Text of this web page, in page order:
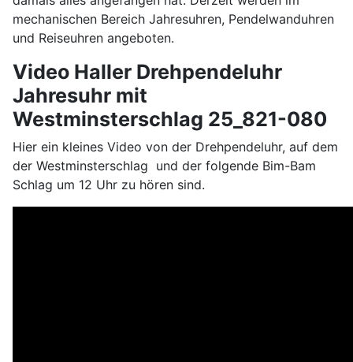
mechanischen Bereich Jahresuhren, Pendelwanduhren
und Reiseuhren angeboten.
Video Haller Drehpendeluhr
Jahresuhr mit
Westminsterschlag 25_821-080
Hier ein kleines Video von der Drehpendeluhr, auf dem
der Westminsterschlag und der folgende Bim-Bam
Schlag um 12 Uhr zu hören sind.